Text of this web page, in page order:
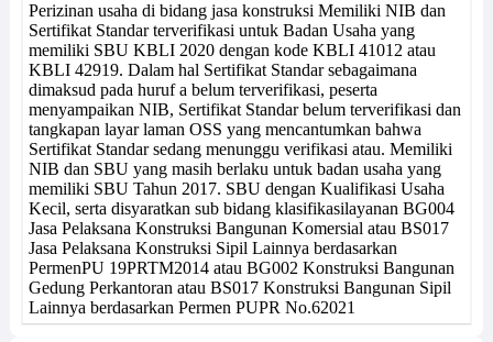
Perizinan usaha di bidang jasa konstruksi Memiliki NIB dan
Sertifikat Standar terverifikasi untuk Badan Usaha yang
memiliki SBU KBLI 2020 dengan kode KBLI 41012 atau
KBLI 42919. Dalam hal Sertifikat Standar sebagaimana
dimaksud pada huruf a belum terverifikasi, peserta
menyampaikan NIB, Sertifikat Standar belum terverifikasi dan
tangkapan layar laman OSS yang mencantumkan bahwa
Sertifikat Standar sedang menunggu verifikasi atau. Memiliki
NIB dan SBU yang masih berlaku untuk badan usaha yang
memiliki SBU Tahun 2017. SBU dengan Kualifikasi Usaha
Kecil, serta disyaratkan sub bidang klasifikasilayanan BG004
Jasa Pelaksana Konstruksi Bangunan Komersial atau BS017
Jasa Pelaksana Konstruksi Sipil Lainnya berdasarkan
PermenPU 19PRTM2014 atau BG002 Konstruksi Bangunan
Gedung Perkantoran atau BS017 Konstruksi Bangunan Sipil
Lainnya berdasarkan Permen PUPR No.62021